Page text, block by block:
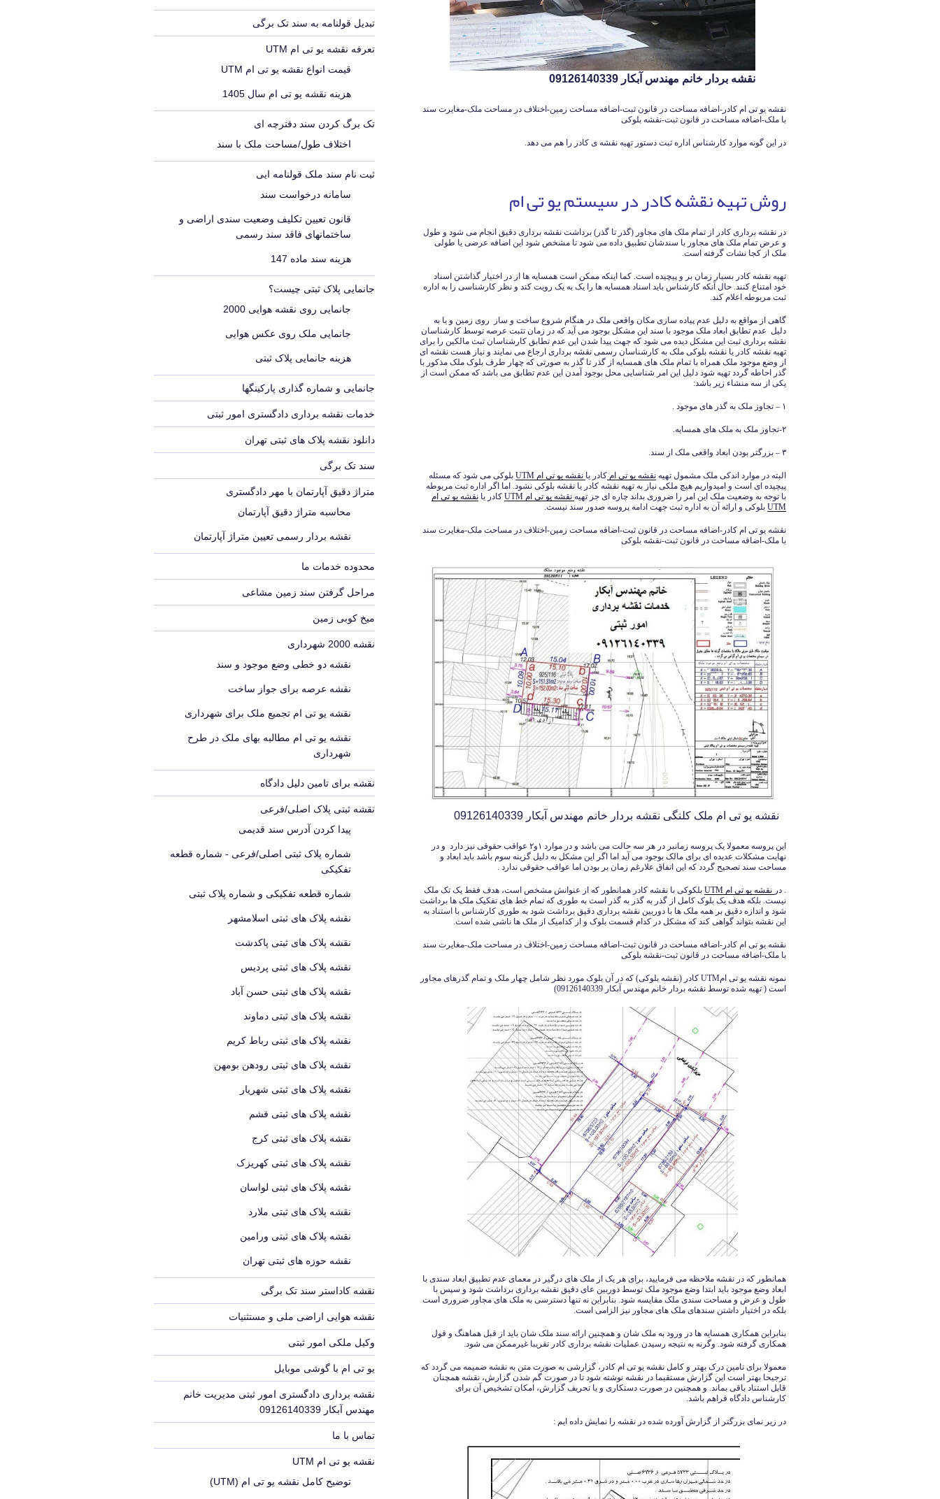
نقشه بردار خانم مهندس آبکار 09126140339
نقشه یو تی ام کادر-اضافه مساحت در قانون ثبت-اضافه مساحت زمین-اختلاف در مساحت ملک-مغایرت سند
با ملک-اضافه مساحت در قانون ثبت-نقشه بلوکی
در این گونه موارد کارشناس اداره ثبت دستور تهیه نقشه ی کادر را هم می دهد.
روش تهیه نقشه کادر در سیستم یو تی ام
در نقشه برداری کادر از تمام ملک های مجاور (گذر تا گذر) برداشت نقشه برداری دقیق انجام می شود و طول
و عرض تمام ملک های مجاور با سندشان تطبیق داده می شود تا مشخص شود این اضافه عرضی یا طولی
ملک از کجا نشات گرفته است.
تهیه نقشه کادر بسیار زمان بر و پیچیده است. کما اینکه ممکن است همسایه ها از در اختیار گذاشتن اسناد
خود امتناع کنند. حال آنکه کارشناس باید اسناد همسایه ها را یک به یک رویت کند و نظر کارشناسی را به اداره
ثبت مربوطه اعلام کند.
گاهی از مواقع به دلیل عدم پیاده سازی مکان واقعی ملک در هنگام شروع ساخت و ساز روی زمین و یا به
دلیل عدم تطابق ابعاد ملک موجود با سند این مشکل بوجود می آید که در زمان تثبت عرصه توسط کارشناسان
نقشه برداری ثبت این مشکل دیده می شود که جهت پیدا شدن این عدم تطابق کارشناسان ثبت مالکین را برای
تهیه نقشه کادر یا نقشه بلوکی ملک به کارشناسان رسمی نقشه برداری ارجاع می نمایند و نیاز هست نقشه ای
از وضع موجود ملک همراه با تمام ملک های همسایه از گذر تا گذر به صورتی که چهار طرف بلوک ملک مذکور با
گذر احاطه گردد تهیه شود دلیل این امر شناسایی محل بوجود آمدن این عدم تطابق می باشد که ممکن است از
یکی از سه منشاء زیر باشد:
۱ – تجاوز ملک به گذر های موجود .
۲-تجاوز ملک به ملک های همسایه.
۳ – بزرگتر بودن ابعاد واقعی ملک از سند.
البته در موارد اندکی ملک مشمول تهیه نقشه یو تی ام کادر یا نقشه یو تی ام UTM
بلوکی می شود که مسئله
پیچیده ای است و امیدواریم هیچ ملکی نیاز به تهیه نقشه کادر یا نقشه بلوکی نشود. اما اگر اداره ثبت مربوطه
با توجه به وضعیت ملک این امر را ضروری بداند چاره ای جز تهیه نقشه یو تی ام UTM کادر یا نقشه یو تی ام
UTM بلوکی و ارائه آن به اداره ثبت جهت ادامه پروسه صدور سند نیست.
نقشه یو تی ام کادر-اضافه مساحت در قانون ثبت-اضافه مساحت زمین-اختلاف در مساحت ملک-مغایرت سند
با ملک-اضافه مساحت در قانون ثبت-نقشه بلوکی
نقشه یو تی ام ملک کلنگی نقشه بردار خانم مهندس آبکار 09126140339
این پروسه معمولا یک پروسه زمانبر در هر سه حالت می باشد و در موارد ۱و۲ عواقب حقوقی نیز دارد و در
نهایت مشکلات عدیده ای برای مالک بوجود می آید اما اگر این مشکل به دلیل گزینه سوم باشد باید ابعاد و
مساحت سند تصحیح گردد که این اتفاق علارغم زمان بر بودن اما عواقب حقوقی ندارد .
. در نقشه یو تی ام UTM
بلکوکی با نقشه کادر همانطور که از عنوانش مشخص است، هدف فقط یک تک ملک
نیست. بلکه هدف یک بلوک کامل از گذر به گذر به گذر است به طوری که تمام خط های تفکیک ملک ها برداشت
شود و اندازه دقیق بر همه ملک ها با دوربین نقشه برداری دقیق برداشت شود به طوری کارشناس با استناد به
این نقشه بتواند گواهی کند که مشکل در کدام قسمت بلوک و از کدامیک از ملک ها ناشی شده است.
نقشه یو تی ام کادر-اضافه مساحت در قانون ثبت-اضافه مساحت زمین-اختلاف در مساحت ملک-مغایرت سند
با ملک-اضافه مساحت در قانون ثبت-نقشه بلوکی
نمونه نقشه یو تی امUTM کادر (نقشه بلوکی) که در آن بلوک مورد نظر شامل چهار ملک و تمام گذرهای مجاور
است ( تهیه شده توسط نقشه بردار خانم مهندس آبکار 09126140339)
همانطور که در نقشه ملاحظه می فرمایید، برای هر یک از ملک های درگیر در معمای عدم تطبیق ابعاد سندی با
ابعاد وضع موجود باید ابتدا وضع موجود ملک توسط دوربین عای دقیق نقشه برداری برداشت شود و سپس با
طول و عرض و مساحت سندی ملک مقایسه شود. بنابراین نه تنها دسترسی به ملک های مجاور ضروری است
بلکه در اختیار داشتن سندهای ملک های مجاور نیز الزامی است.
بنابراین همکاری همسایه ها در ورود به ملک شان و همچنین ارائه سند ملک شان باید از قبل هماهنگ و قول
همکاری گرفته شود. وگرنه به نتیجه رسیدن عملیات نقشه برداری کادر تقریبا غیرممکن می شود.
معمولا برای تامین درک بهتر و کامل نقشه یو تی ام کادر، گزارشی به صورت متن به نقشه ضمیمه می گردد که
ترجیحا بهتر است این گزارش مستقیما در نقشه نوشته شود تا در صورت گم شدن گزارش، نقشه همچنان
قابل استناد باقی بماند. و همچنین در صورت دستکاری و یا تحریف گزارش، امکان تشخیص آن برای
کارشناس دادگاه فراهم باشد.
در زیر نمای بزرگتر از گزارش آورده شده در نقشه را نمایش داده ایم :
تبدیل قولنامه به سند تک برگی
تعرفه نقشه یو تی ام UTM
قیمت انواع نقشه یو تی ام UTM
هزینه نقشه یو تی ام سال 1405
تک برگ کردن سند دفترچه ای
اختلاف طول/مساحت ملک با سند
ثبت نام سند ملک قولنامه ایی
سامانه درخواست سند
قانون تعیین تکلیف وضعیت سندی اراضی و
ساختمانهای فاقد سند رسمی
هزینه سند ماده 147
جانمایی پلاک ثبتی چیست؟
جانمایی روی نقشه هوایی 2000
جانمایی ملک روی عکس هوایی
هزینه جانمایی پلاک ثبتی
جانمایی و شماره گذاری پارکینگها
خدمات نقشه برداری دادگستری امور ثبتی
دانلود نقشه پلاک های ثبتی تهران
سند تک برگی
متراژ دقیق آپارتمان با مهر دادگستری
محاسبه متراژ دقیق آپارتمان
نقشه بردار رسمی تعیین متراژ آپارتمان
محدوده خدمات ما
مراحل گرفتن سند زمین مشاعی
میخ کوبی زمین
نقشه 2000 شهرداری
نقشه دو خطی وضع موجود و سند
نقشه عرصه برای جواز ساخت
نقشه یو تی ام تجمیع ملک برای شهرداری
نقشه یو تی ام مطالبه بهای ملک در طرح
شهرداری
نقشه برای تامین دلیل دادگاه
نقشه ثبتی پلاک اصلی/فرعی
پیدا کردن آدرس سند قدیمی
شماره پلاک ثبتی اصلی/فرعی - شماره قطعه
تفکیکی
شماره قطعه تفکیکی و شماره پلاک ثبتی
نقشه پلاک های ثبتی اسلامشهر
نقشه پلاک های ثبتی پاکدشت
نقشه پلاک های ثبتی پردیس
نقشه پلاک های ثبتی حسن آباد
نقشه پلاک های ثبتی دماوند
نقشه پلاک های ثبتی رباط کریم
نقشه پلاک های ثبتی رودهن بومهن
نقشه پلاک های ثبتی شهریار
نقشه پلاک های ثبتی فشم
نقشه پلاک های ثبتی کرج
نقشه پلاک های ثبتی کهریزک
نقشه پلاک های ثبتی لواسان
نقشه پلاک های ثبتی ملارد
نقشه پلاک های ثبتی ورامین
نقشه حوزه های ثبتی تهران
نقشه کاداستر سند تک برگی
نقشه هوایی اراضی ملی و مستثنیات
وکیل ملکی امور ثبتی
یو تی ام با گوشی موبایل
نقشه برداری دادگستری امور ثبتی مدیریت خانم
مهندس آبکار 09126140339
تماس با ما
نقشه یو تی ام UTM
توضیح کامل نقشه یو تی ام (UTM)